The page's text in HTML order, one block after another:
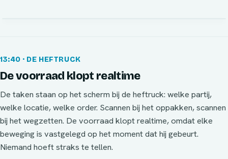
13:40 · DE HEFTRUCK
De voorraad klopt realtime
De taken staan op het scherm bij de heftruck: welke partij,
welke locatie, welke order. Scannen bij het oppakken, scannen
bij het wegzetten. De voorraad klopt realtime, omdat elke
beweging is vastgelegd op het moment dat hij gebeurt.
Niemand hoeft straks te tellen.